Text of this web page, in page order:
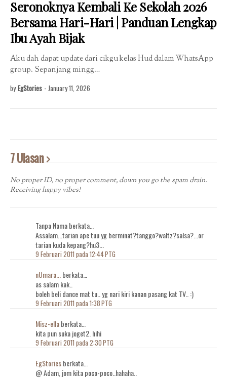
Seronoknya Kembali Ke Sekolah 2026
Bersama Hari-Hari | Panduan Lengkap
Ibu Ayah Bijak
Aku dah dapat update dari cikgu kelas Hud dalam WhatsApp
group. Sepanjang mingg…
by EgStories - January 11, 2026
7 Ulasan
No proper ID, no proper comment, down you go the spam drain.
Receiving happy vibes!
Tanpa Nama berkata…
Assalam...tarian ape tuu yg berminat?tanggo?waltz?salsa?...or
tarian kuda kepang?hu3...
9 Februari 2011 pada 12:44 PTG
nUmara...
berkata…
as salam kak..
boleh beli dance mat tu.. yg nari kiri kanan pasang kat TV.. :)
9 Februari 2011 pada 1:38 PTG
Misz-ellaberkata…
kita pun suka joget2. hihi
9 Februari 2011 pada 2:30 PTG
EgStoriesberkata…
@ Adam, jom kita poco-poco..hahaha..